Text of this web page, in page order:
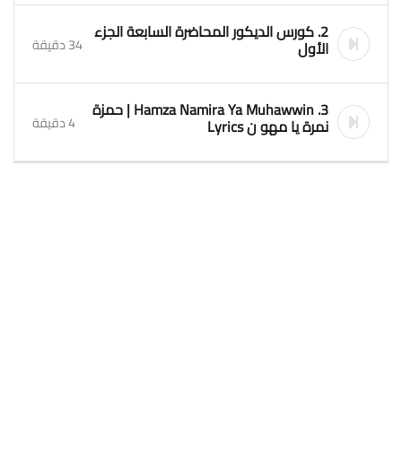
2. كورس الديكور المحاضرة السابعة الجزء
الأول 34 دقيقة
3. Hamza Namira Ya Muhawwin | حمزة
نمرة يا مهو ن Lyrics 4 دقيقة